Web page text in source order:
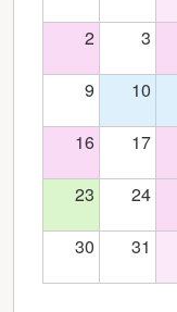
2 3
9 10
16 17
23 24
30 31